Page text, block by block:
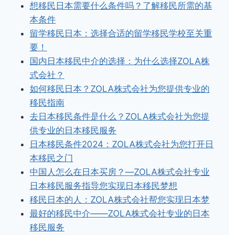
想移民日本需要什么条件吗？了解移民所需的基
本条件
留学移民日本：选择合适的留学移民学校至关重
要！
国内日本移民中介的选择：为什么选择ZOLA株
式会社？
如何移民日本？ZOLA株式会社为您提供专业的
移民指南
去日本移民条件是什么？ZOLA株式会社为您提
供专业的日本移民服务
日本移民条件2024：ZOLA株式会社为您打开日
本移民之门
中国人怎么在日本买房？—ZOLA株式会社专业
日本移民服务指导您实现日本移民梦想
移民日本的人：ZOLA株式会社帮您实现日本梦
最好的移民中介——ZOLA株式会社专业的日本
移民服务